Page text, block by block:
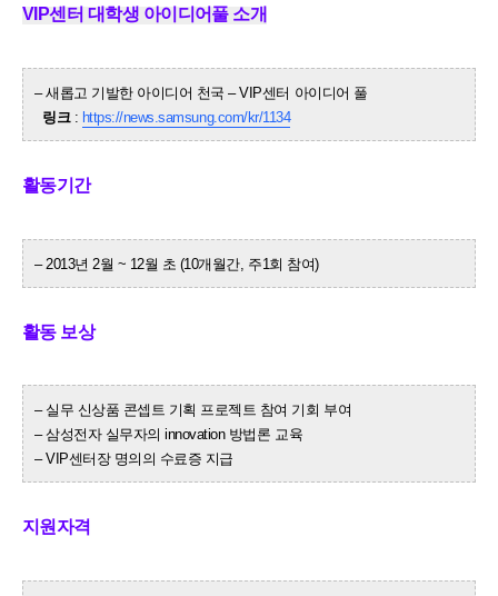
VIP센터 대학생 아이디어풀 소개
– 새롭고 기발한 아이디어 천국 – VIP센터 아이디어 풀
링크: https://news.samsung.com/kr/1134
활동기간
– 2013년 2월 ~ 12월 초 (10개월간, 주1회 참여)
활동 보상
– 실무 신상품 콘셉트 기획 프로젝트 참여 기회 부여
– 삼성전자 실무자의 innovation 방법론 교육
– VIP센터장 명의의 수료증 지급
지원자격